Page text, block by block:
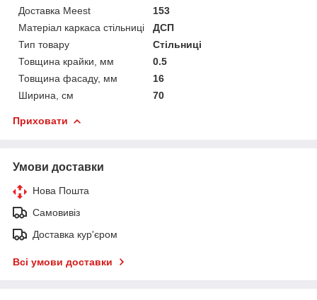
Доставка Meest
153
Матеріал каркаса стільниці
ДСП
Тип товару
Стільниці
Товщина крайки, мм
0.5
Товщина фасаду, мм
16
Ширина, см
70
Приховати
Умови доставки
Нова Пошта
Самовивіз
Доставка кур'єром
Всі умови доставки